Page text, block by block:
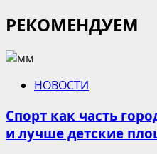
РЕКОМЕНДУЕМ
НОВОСТИ
Спорт как часть
и лучше детские